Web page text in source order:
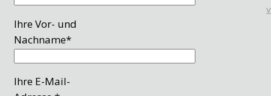
Ihre Vor- und
Nachname*
Ihre E-Mail-